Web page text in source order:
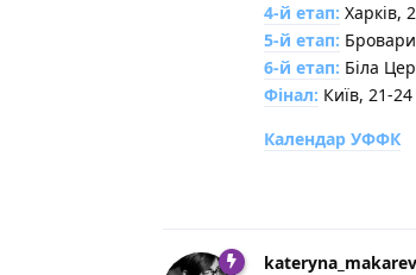
4-й етап: Харків,
5-й етап:
6-й етап: Біла
Фінал: Київ, 21-24
Календар УФФК